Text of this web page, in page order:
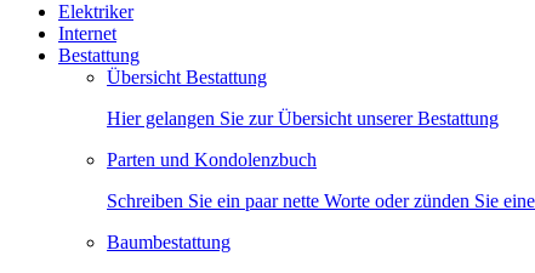
Elektriker
Internet
Bestattung
Übersicht Bestattung
Hier gelangen Sie zur Übersicht unserer Bestattung
Parten und Kondolenzbuch
Schreiben Sie ein paar nette Worte oder zünden Sie
Baumbestattung